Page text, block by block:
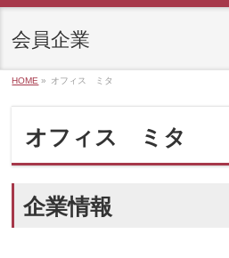
会員企業
HOME » オフィス ミタ
オフィス ミタ
企業情報